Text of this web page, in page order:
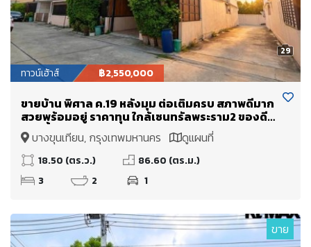
29
ทาวน์เฮ้าส์ ฿2,550,000
ขายบ้าน พิศาล ค.19 หลังมุม ต่อเติมครบ สภาพดีมาก
สวยพร้อมอยู่ ราคาทุน ใกล้เซนทรัลพระราม2 ของดีมี
หลังนี้หลังเดียว
บางขุนเทียน, กรุงเทพมหานคร ดูแผนที่
18.50 (ตร.ว.)
86.60 (ตร.ม.)
3
2 1
ขาย